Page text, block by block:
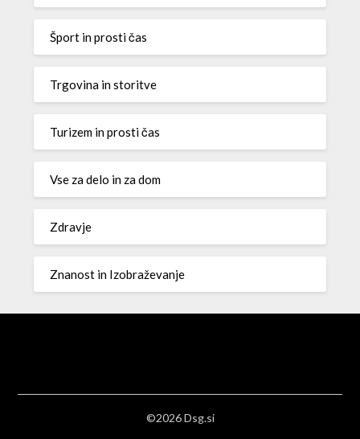
Šport in prosti čas
Trgovina in storitve
Turizem in prosti čas
Vse za delo in za dom
Zdravje
Znanost in Izobraževanje
©2026 Dsg.si